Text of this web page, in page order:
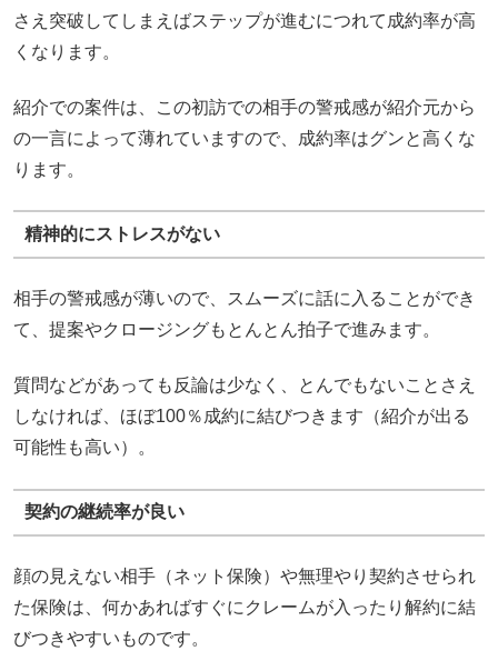
さえ突破してしまえばステップが進むにつれて成約率が高
くなります。
紹介での案件は、この初訪での相手の警戒感が紹介元から
の一言によって薄れていますので、成約率はグンと高くな
ります。
精神的にストレスがない
相手の警戒感が薄いので、スムーズに話に入ることができ
て、提案やクロージングもとんとん拍子で進みます。
質問などがあっても反論は少なく、とんでもないことさえ
しなければ、ほぼ100％成約に結びつきます（紹介が出る
可能性も高い）。
契約の継続率が良い
顔の見えない相手（ネット保険）や無理やり契約させられ
た保険は、何かあればすぐにクレームが入ったり解約に結
びつきやすいものです。